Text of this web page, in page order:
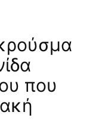
που